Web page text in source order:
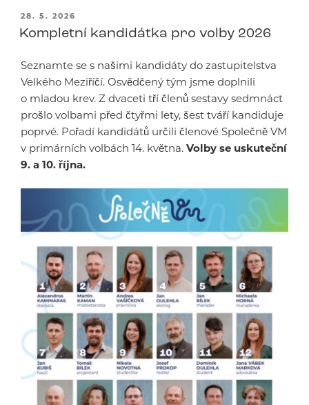
PUBLIKOVÁNO
28. 5. 2026
Kompletní kandidátka pro volby 2026
Seznamte se s našimi kandidáty do zastupitelstva
Velkého Meziříčí. Osvědčený tým jsme doplnili
o mladou krev. Z dvaceti tří členů sestavy sedmnáct
prošlo volbami před čtyřmi lety, šest tváří kandiduje
poprvé. Pořadí kandidátů určili členové Společně VM
v primárních volbách 14. května. Volby se uskuteční
9. a 10. října.